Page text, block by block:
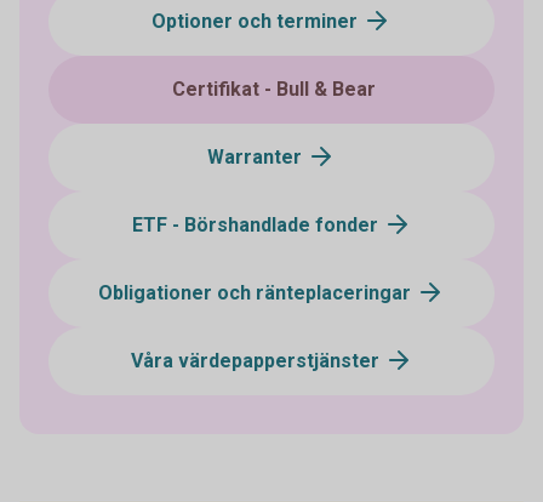
Optioner och terminer
Certifikat - Bull & Bear
Warranter
ETF - Börshandlade fonder
Obligationer och ränteplaceringar
Våra värdepapperstjänster